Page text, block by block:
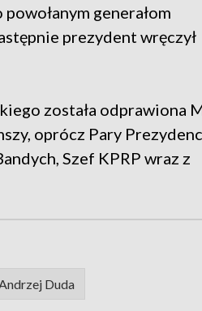
generałom
prezydent wręczył
została odprawiona
oprócz Pary
Szef KPRP wraz z
Duda